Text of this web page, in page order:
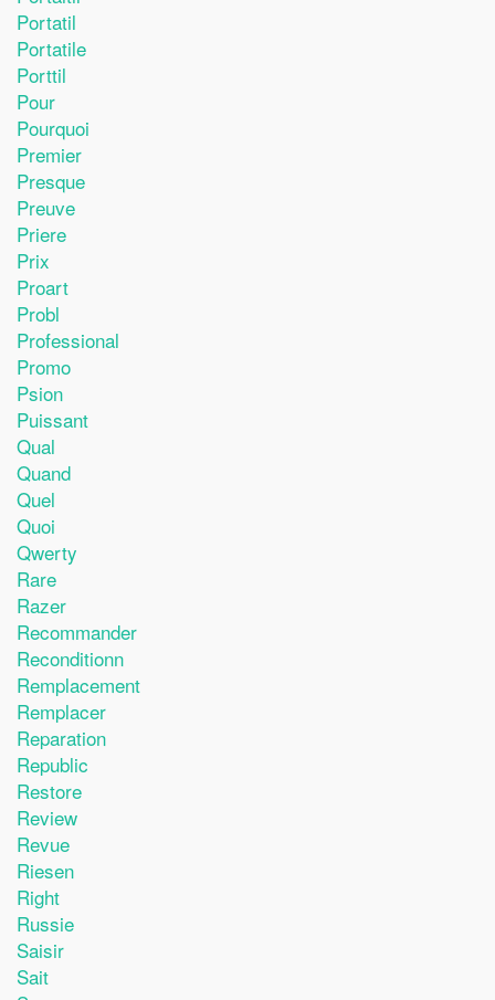
Portatil
Portatile
Porttil
Pour
Pourquoi
Premier
Presque
Preuve
Priere
Prix
Proart
Probl
Professional
Promo
Psion
Puissant
Qual
Quand
Quel
Quoi
Qwerty
Rare
Razer
Recommander
Reconditionn
Remplacement
Remplacer
Reparation
Republic
Restore
Review
Revue
Riesen
Right
Russie
Saisir
Sait